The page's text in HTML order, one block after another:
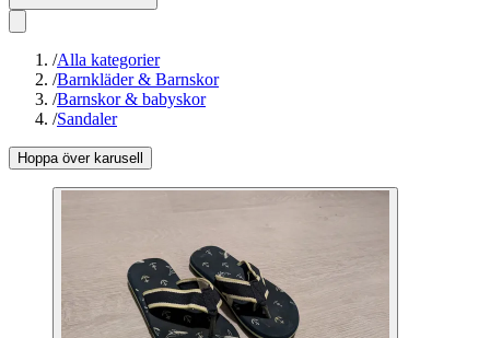
/Alla kategorier
/Barnkläder & Barnskor
/Barnskor & babyskor
/Sandaler
Hoppa över karusell